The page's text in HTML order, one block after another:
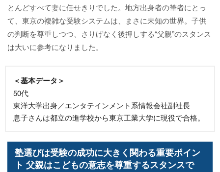
とんどすべて妻に任せきりでした。地方出身者の筆者にとっ
て、東京の複雑な受験システムは、まさに未知の世界。子供
の判断を尊重しつつ、さりげなく後押しする“父親”のスタンス
は大いに参考になりました。
＜基本データ＞
50代
東洋大学出身／エンタテインメント系情報会社副社長
息子さんは都立の進学校から東京工業大学に現役で合格。
塾選びは受験の成功に大きく関わる重要ポイン
ト 父親はこどもの意志を尊重するスタンスで